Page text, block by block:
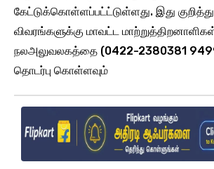
கேட்டுக்கொள்ளப்பட்ட்டுள்ளது. இது
விவரங்களுக்கு மாவட்ட
நலஅலுவலகத்தை (0422-2380381
தொடர்பு கொள்ளவும்